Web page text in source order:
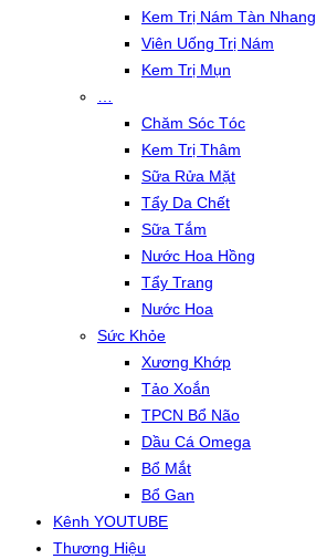
Kem Trị Nám Tàn Nhang
Viên Uống Trị Nám
Kem Trị Mụn
Chăm Sóc Tóc
Kem Trị Thâm
Sữa Rửa Mặt
Tẩy Da Chết
Sữa Tắm
Nước Hoa Hồng
Tẩy Trang
Nước Hoa
Sức Khỏe
Xương Khớp
Tảo Xoắn
TPCN Bổ Não
Dầu Cá Omega
Bổ Mắt
Bổ Gan
Kênh YOUTUBE
Thương Hiệu